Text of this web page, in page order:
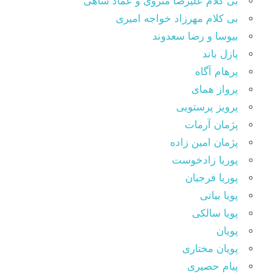
بی کلام مهرزاد خواجه امیری
بیوسا و رضا سعدوند
پازل باند
پرهام آگاه
پرواز همای
پرویز پرستویی
پژمان آرمات
پژمان امین زاده
پوریا زادخوست
پوریا فرجیان
پویا بیاتی
پویا سالکی
پویان
پویان مختاری
پیام حصیری